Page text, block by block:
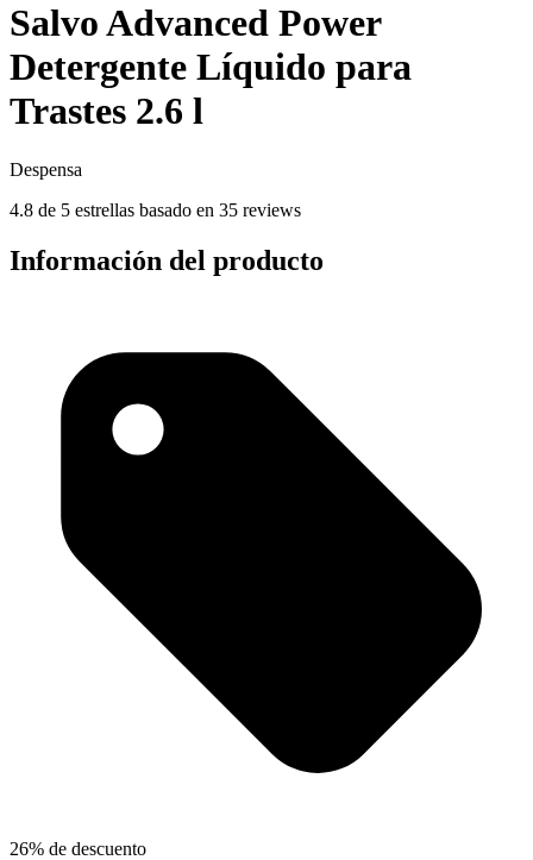
Salvo Advanced Power
Detergente Líquido para
Trastes 2.6 l
Despensa
4.8 de 5 estrellas basado en 35 reviews
Información del producto
26% de descuento